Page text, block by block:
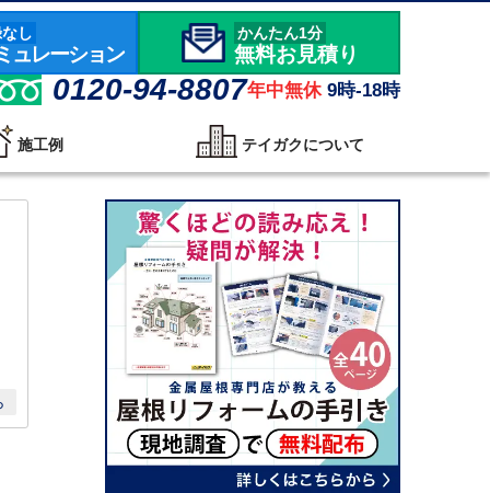
し
ュレーション
かんたん1分
無料お見積り
0120-94-8807年中無休 9時-18時
施工例 テイガクについて